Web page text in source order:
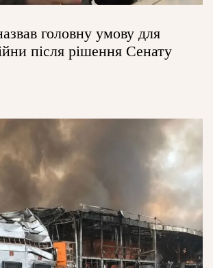
головну умову для
після рішення Сенату